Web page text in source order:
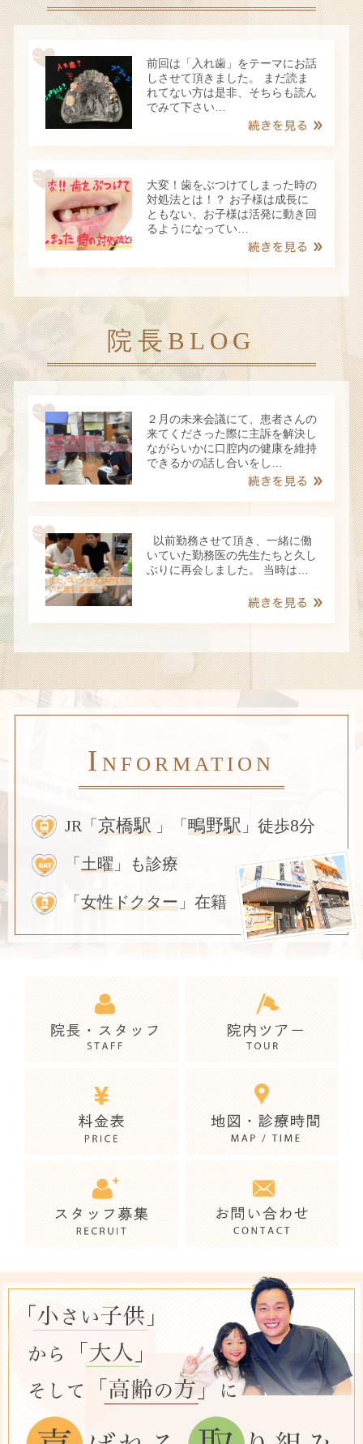
前回は「入れ歯」をテーマにお話
しさせて頂きました。 まだ読ま
れてない方は是非、そちらも読ん
でみて下さい…
大変！歯をぶつけてしまった時の
対処法とは！？ お子様は成長に
ともない、お子様は活発に動き回
るようになってい…
院長BLOG
２月の未来会議にて、患者さんの
来てくださった際に主訴を解決し
ながらいかに口腔内の健康を維持
できるかの話し合いをし…
以前勤務させて頂き、一緒に働
いていた勤務医の先生たちと久し
ぶりに再会しました。 当時は…
I NFORMATION
JR「京橋駅 」「鴫野駅 」徒歩8分
「土曜 」も診療
「女性ドクター 」在籍